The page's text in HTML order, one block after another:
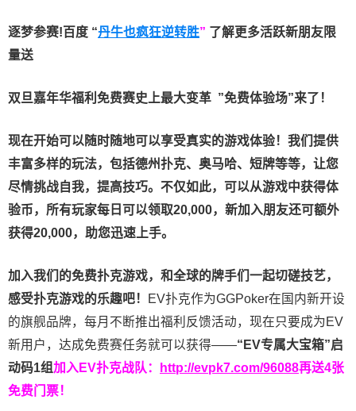
逐梦参赛!百度 “丹牛也疯狂逆转胜” 了解更多活跃新朋友限
量送
双旦嘉年华福利 免费赛史上最大变革 ”免费体验场”来了！
现在开始可以随时随地可以享受真实的游戏体验！我们提供
丰富多样的玩法，包括德州扑克、奥马哈、短牌等等，让您
尽情挑战自我，提高技巧。不仅如此， 可以从游戏中获得体
验币，所有玩家每日可以领取20,000，新加入朋友还可额外
获得20,000，助您迅速上手。
加入我们的免费扑克游戏，和全球的牌手们一起切磋技艺，
感受扑克游戏的乐趣吧！
EV扑克作为GGPoker在国内新开设
的旗舰品牌，每月不断推出福利反馈活动，现在只要成为EV
新用户，达成免费赛任务就可以获得——“EV专属大宝箱”启
动码1组加入EV扑克战队： http://evpk7.com/96088再送4张
免费门票！